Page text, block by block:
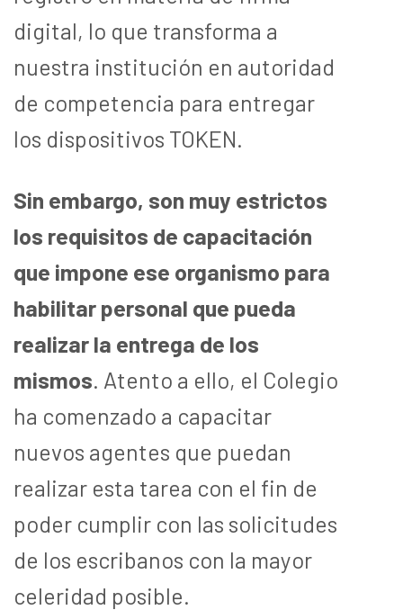
digital, lo que transforma a
nuestra institución en autoridad
de competencia para entregar
los dispositivos TOKEN.
Sin embargo, son muy estrictos
los requisitos de capacitación
que impone ese organismo para
habilitar personal que pueda
realizar la entrega de los
mismos. Atento a ello, el Colegio
ha comenzado a capacitar
nuevos agentes que puedan
realizar esta tarea con el fin de
poder cumplir con las solicitudes
de los escribanos con la mayor
celeridad posible.